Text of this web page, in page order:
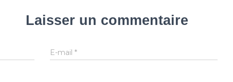
Laisser un commentaire
E-mail*